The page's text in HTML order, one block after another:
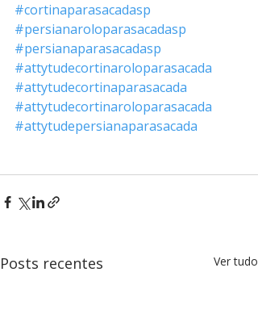
#cortinaparasacadasp
#persianaroloparasacadasp
#persianaparasacadasp
#attytudecortinaroloparasacada
#attytudecortinaparasacada
#attytudecortinaroloparasacada
#attytudepersianaparasacada
Posts recentes Ver tudo